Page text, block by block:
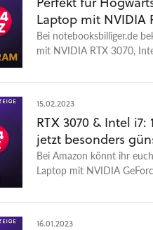
Laptop mit NVIDIA
Bei notebooksbilliger.de
mit NVIDIA RTX 3070,
15.02.2023
RTX 3070 & Intel
jetzt besonders
Bei Amazon könnt ihr
Laptop mit NVIDIA
16.01.2023